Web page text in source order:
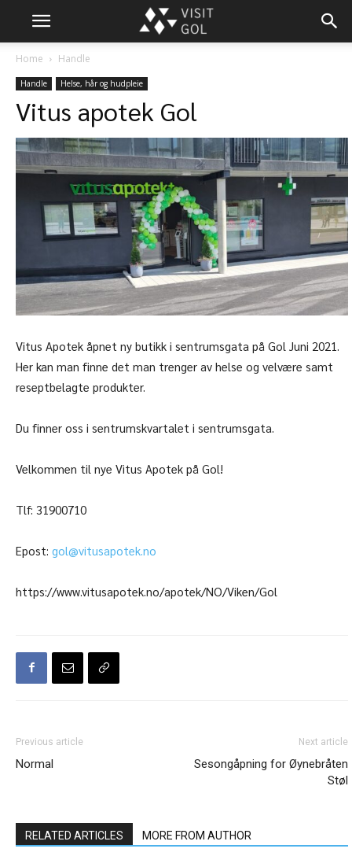
Home Handle
Handle Helse, hår og hudpleie
Vitus apotek Gol
Vitus Apotek åpnet ny butikk i sentrumsgata på Gol Juni 2021.
Her kan man finne det man trenger av helse og velvære samt
reseptbelagte produkter.
Du finner oss i sentrumskvartalet i sentrumsgata.
Velkommen til nye Vitus Apotek på Gol!
Tlf: 31900710
Epost: gol@vitusapotek.no
https://www.vitusapotek.no/apotek/NO/Viken/Gol
Previous article
Normal
Next article
Sesongåpning for Øynebråten
Støl
RELATED ARTICLES MORE FROM AUTHOR